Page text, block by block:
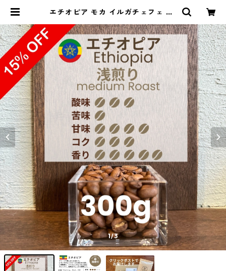
エチオピア モカ イルガチェフェ G1
単価の15%OFF） | 豆丸珈琲
1/3